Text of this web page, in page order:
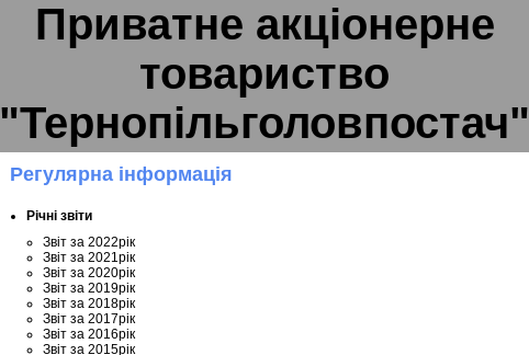
Приватне акціонерне
товариство
"Тернопільголовпостач"
Регулярна інформація
Річні звіти
Звіт за 2022рік
Звіт за 2021рік
Звіт за 2020рік
Звіт за 2019рік
Звіт за 2018рік
Звіт за 2017рік
Звіт за 2016рік
Звіт за 2015рік